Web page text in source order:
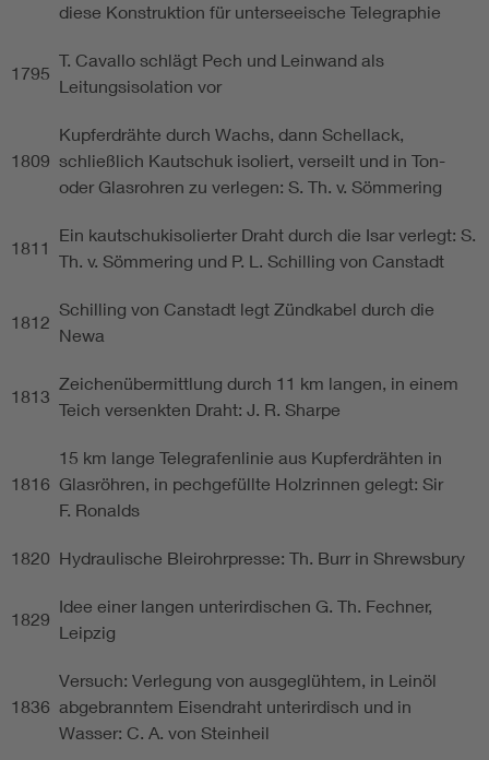
diese Konstruktion für unterseeische Telegraphie
1795
T. Cavallo schlägt Pech und Leinwand als
Leitungsisolation vor
1809
Kupferdrähte durch Wachs, dann Schellack,
schließlich Kautschuk isoliert, verseilt und in Ton-
oder Glasrohren zu verlegen: S. Th. v. Sömmering
1811
Ein kautschukisolierter Draht durch die Isar verlegt: S.
Th. v. Sömmering und P. L. Schilling von Canstadt
1812
Schilling von Canstadt legt Zündkabel durch die
Newa
1813
Zeichenübermittlung durch 11 km langen, in einem
Teich versenkten Draht: J. R. Sharpe
1816
15 km lange Telegrafenlinie aus Kupferdrähten in
Glasröhren, in pechgefüllte Holzrinnen gelegt: Sir
F. Ronalds
1820 Hydraulische Bleirohrpresse: Th. Burr in Shrewsbury
1829
Idee einer langen unterirdischen G. Th. Fechner,
Leipzig
1836
Versuch: Verlegung von ausgeglühtem, in Leinöl
abgebranntem Eisendraht unterirdisch und in
Wasser: C. A. von Steinheil